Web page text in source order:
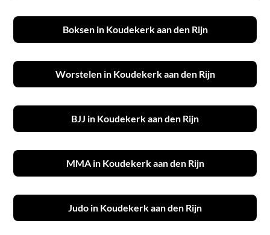
Boksen in Koudekerk aan den Rijn
Worstelen in Koudekerk aan den Rijn
BJJ in Koudekerk aan den Rijn
MMA in Koudekerk aan den Rijn
Judo in Koudekerk aan den Rijn